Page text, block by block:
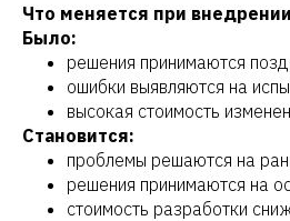
Что меняется при внедрении
Было:
решения принимаются
ошибки выявляются на
высокая стоимость
Становится:
проблемы решаются на
решения принимаются на
стоимость разработки